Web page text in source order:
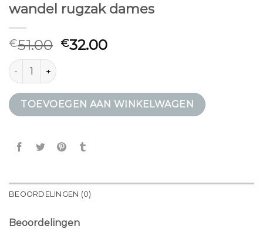
wandel rugzak dames
€51.00 €32.00
wandel rugzak dames aantal
TOEVOEGEN AAN WINKELWAGEN
BEOORDELINGEN (0)
Beoordelingen